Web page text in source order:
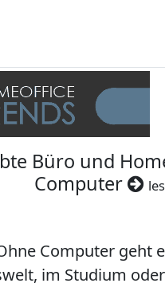
Büro und
Computer
Computer geht
im Studium